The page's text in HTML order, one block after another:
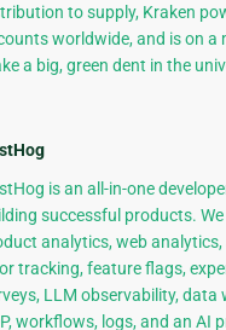
to supply, Kraken
worldwide, and is on a
a big, green dent in the
is an all-in-one
successful products.
analytics, web analytics,
tracking, feature flags,
LLM observability, data
workflows, logs, and an AI